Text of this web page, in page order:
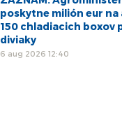
poskytne milión eur na
150 chladiacich boxov
diviaky
6 aug 2026 12:40